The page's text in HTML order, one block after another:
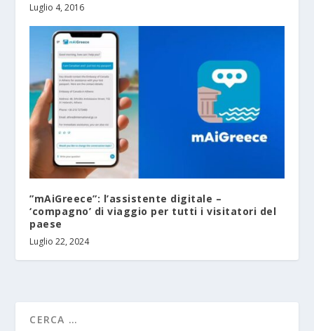
Luglio 4, 2016
”mAiGreece”: l’assistente digitale –
‘compagno’ di viaggio per tutti i visitatori del
paese
Luglio 22, 2024